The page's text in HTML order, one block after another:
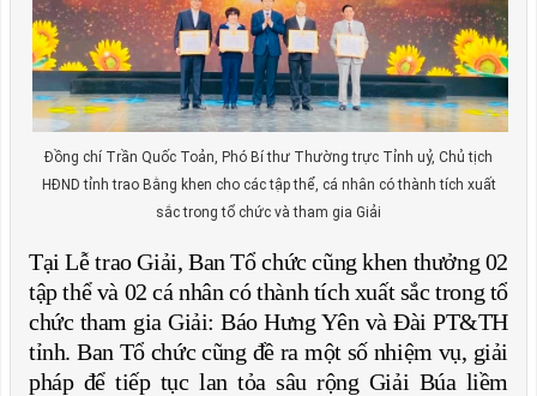
Đồng chí Trần Quốc Toản, Phó Bí thư Thường trực Tỉnh uỷ, Chủ tịch
HĐND tỉnh trao Bằng khen cho các tập thể, cá nhân có thành tích xuất
sắc trong tổ chức và tham gia Giải
Tại Lễ trao Giải, Ban Tổ chức cũng khen thưởng 02
tập thể và 02 cá nhân có thành tích xuất sắc trong tổ
chức tham gia Giải: Báo Hưng Yên và Đài PT&TH
tỉnh. Ban Tổ chức cũng đề ra một số nhiệm vụ, giải
pháp để tiếp tục lan tỏa sâu rộng Giải Búa liềm